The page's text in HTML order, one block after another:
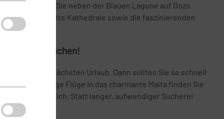
haben, sollten Sie neben der Blauen Lagune auf Gozo
Tempel, die alte Kathedrale sowie die faszinierenden
besuchen.
Malta buchen!
für Ihren nächsten Urlaub. Dann sollten Sie so schnell
buchen. Billige Flüge in das charmante Malta finden Sie
Preisvergleich. Statt langer, aufwendiger Sucherei
beim Buchen.